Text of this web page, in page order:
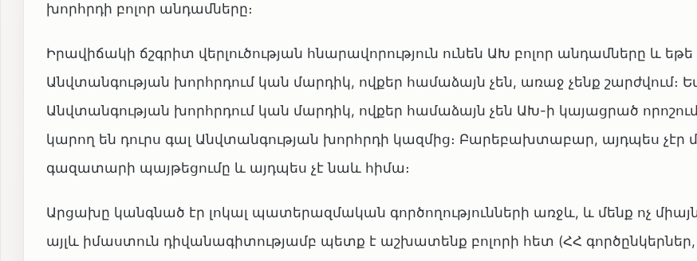
խորհրդի բոլոր անդամները։
Իրավիճակի ճշգրիտ վերլուծության հնարավորություն ունեն ԱԽ բոլոր անդամները և եթե
Անվտանգության խորհրդում կան մարդիկ, ովքեր համաձայն չեն, առաջ չենք շարժվում։
Անվտանգության խորհրդում կան մարդիկ, ովքեր համաձայն չեն ԱԽ-ի կայացրած
կարող են դուրս գալ Անվտանգության խորհրդի կազմից։ Բարեբախտաբար, այդպես չէր
գազատարի պայթեցումը և այդպես չէ նաև հիմա։
Արցախը կանգնած էր լոկալ պատերազմական գործողությունների առջև, և մենք ոչ միայն
այլև իմաստուն դիվանագիտությամբ պետք է աշխատենք բոլորի հետ (ՀՀ